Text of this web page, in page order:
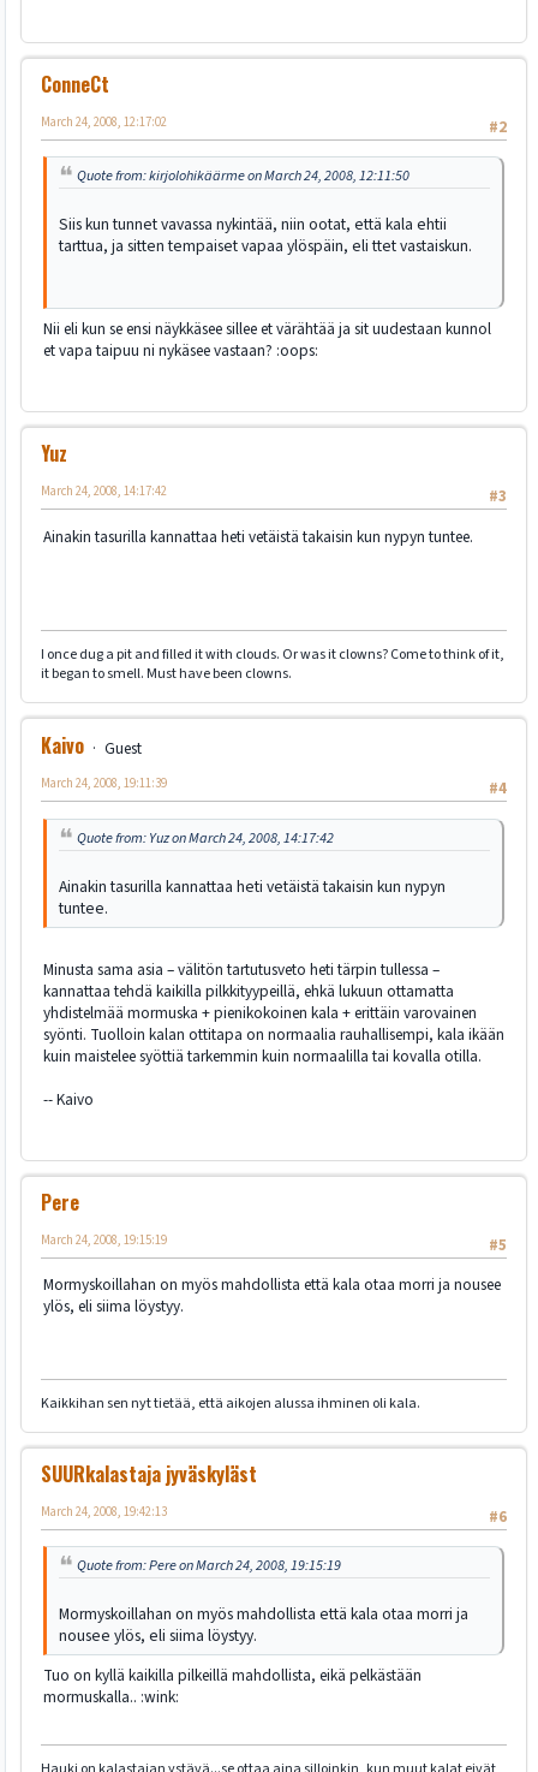
ConneCt
#2
March 24, 2008, 12:17:02
Quote from: kirjolohikäärme on March 24, 2008, 12:11:50
Siis kun tunnet vavassa nykintää, niin ootat, että kala ehtii
tarttua, ja sitten tempaiset vapaa ylöspäin, eli ttet vastaiskun.
Nii eli kun se ensi näykkäsee sillee et värähtää ja sit uudestaan kunnol
et vapa taipuu ni nykäsee vastaan? :oops:
Yuz
#3
March 24, 2008, 14:17:42
Ainakin tasurilla kannattaa heti vetäistä takaisin kun nypyn tuntee.
I once dug a pit and filled it with clouds. Or was it clowns? Come to think of it,
it began to smell. Must have been clowns.
Kaivo
Guest
#4
March 24, 2008, 19:11:39
Quote from: Yuz on March 24, 2008, 14:17:42
Ainakin tasurilla kannattaa heti vetäistä takaisin kun nypyn
tuntee.
Minusta sama asia – välitön tartutusveto heti tärpin tullessa –
kannattaa tehdä kaikilla pilkkityypeillä, ehkä lukuun ottamatta
yhdistelmää mormuska + pienikokoinen kala + erittäin varovainen
syönti. Tuolloin kalan ottitapa on normaalia rauhallisempi, kala ikään
kuin maistelee syöttiä tarkemmin kuin normaalilla tai kovalla otilla.
-- Kaivo
Pere
#5
March 24, 2008, 19:15:19
Mormyskoillahan on myös mahdollista että kala otaa morri ja nousee
ylös, eli siima löystyy.
Kaikkihan sen nyt tietää, että aikojen alussa ihminen oli kala.
SUURkalastaja jyväskyläst
#6
March 24, 2008, 19:42:13
Quote from: Pere on March 24, 2008, 19:15:19
Mormyskoillahan on myös mahdollista että kala otaa morri ja
nousee ylös, eli siima löystyy.
Tuo on kyllä kaikilla pilkeillä mahdollista, eikä pelkästään
mormuskalla.. :wink: